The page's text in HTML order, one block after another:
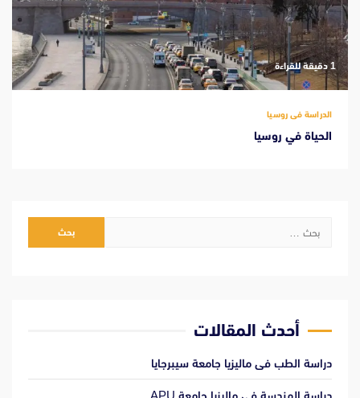
‫1 دقيقة للقراءة
الدراسة فى روسيا
الحياة في روسيا
البحث
أحدث المقالات
دراسة الطب فى ماليزيا جامعة سيبرجايا
دراسة الهندسة فى ماليزيا جامعة APU